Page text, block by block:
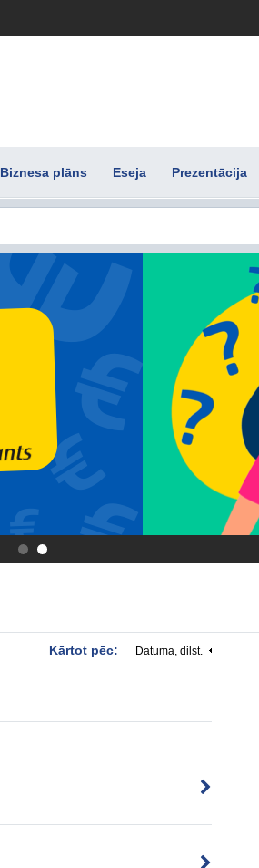
Biznesa plāns Eseja Prezentācija
.
Kārtot pēc: Datuma, dilst.